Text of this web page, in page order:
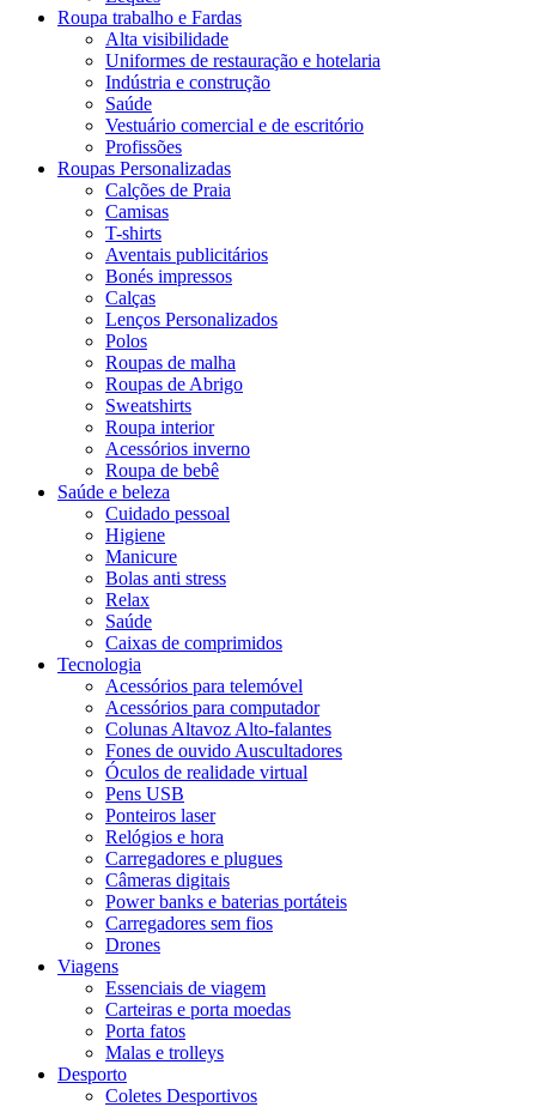
Roupa trabalho e Fardas
Alta visibilidade
Uniformes de restauração e hotelaria
Indústria e construção
Saúde
Vestuário comercial e de escritório
Profissões
Roupas Personalizadas
Calções de Praia
Camisas
T-shirts
Aventais publicitários
Bonés impressos
Calças
Lenços Personalizados
Polos
Roupas de malha
Roupas de Abrigo
Sweatshirts
Roupa interior
Acessórios inverno
Roupa de bebê
Saúde e beleza
Cuidado pessoal
Higiene
Manicure
Bolas anti stress
Relax
Saúde
Caixas de comprimidos
Tecnologia
Acessórios para telemóvel
Acessórios para computador
Colunas Altavoz Alto-falantes
Fones de ouvido Auscultadores
Óculos de realidade virtual
Pens USB
Ponteiros laser
Relógios e hora
Carregadores e plugues
Câmeras digitais
Power banks e baterias portáteis
Carregadores sem fios
Drones
Viagens
Essenciais de viagem
Carteiras e porta moedas
Porta fatos
Malas e trolleys
Desporto
Coletes Desportivos